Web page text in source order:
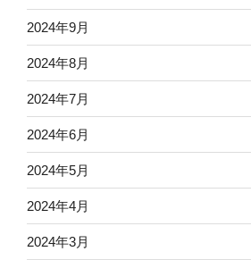
2024年9月
2024年8月
2024年7月
2024年6月
2024年5月
2024年4月
2024年3月